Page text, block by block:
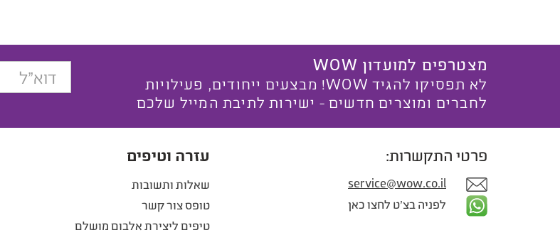
מצטרפים למועדון WOW
לא תפסיקו להגיד WOW! מבצעים ייחודים, פעילויות
לחברים ומוצרים חדשים - ישירות לתיבת המייל שלכם
פרטי התקשרות:
service@wow.co.il
לפניה בצ'ט לחצו כאן
עזרה וטיפים
שאלות ותשובות
טופס צור קשר
טיפים ליצירת אלבום מושלם